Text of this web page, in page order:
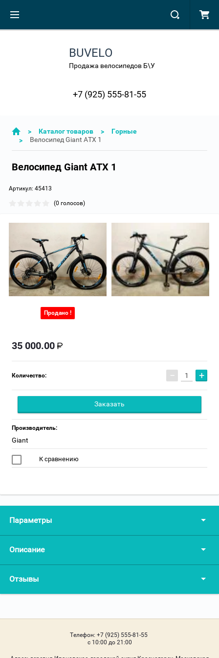
BUVELO
Продажа велосипедов Б\У
+7 (925) 555-81-55
> Каталог товаров >
Горные
>
Велосипед Giant ATX 1
Велосипед Giant ATX 1
Артикул: 45413
(0 голосов)
Продано !
35 000.00
Количество: − +
Заказать
Производитель:
Giant
К сравнению
Параметры
Описание
Отзывы
Телефон: +7 (925) 555-81-55
c 10:00 до 21:00